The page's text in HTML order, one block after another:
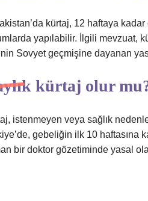
kürtaj, 12 haftaya
yapılabilir. İlgili mevzuat,
Sovyet geçmişine dayanan
kürtaj olur
istenmeyen veya sağlık
gebeliğin ilk 10 haftasına
bir doktor gözetiminde yasal